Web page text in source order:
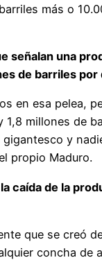
más o
señalan una
de barriles por
en esa pelea,
1,8 millones de
gigantesco y
propio Maduro.
caída de la
que se creó
concha de